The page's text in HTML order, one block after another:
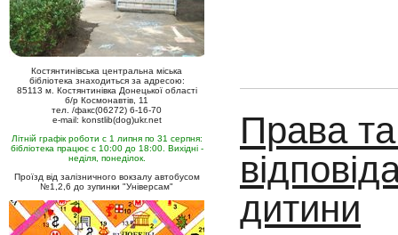
Костянтинівська центральна міська
бібліотека знаходиться за адресою:
85113 м. Костянтинівка Донецької області
б/р Космонавтів, 11
тел. /факс(06272) 6-16-70
e-mail: konstlib(dog)ukr.net
Літній графік роботи с 1 липня по 31 серпня:
бібліотека працює с 10:00 до 18:00. Вихідні -
неділя, понеділок.
Проїзд від залізничного вокзалу автобусом
№1,2,6 до зупинки "Універсам"
Права та
дитини